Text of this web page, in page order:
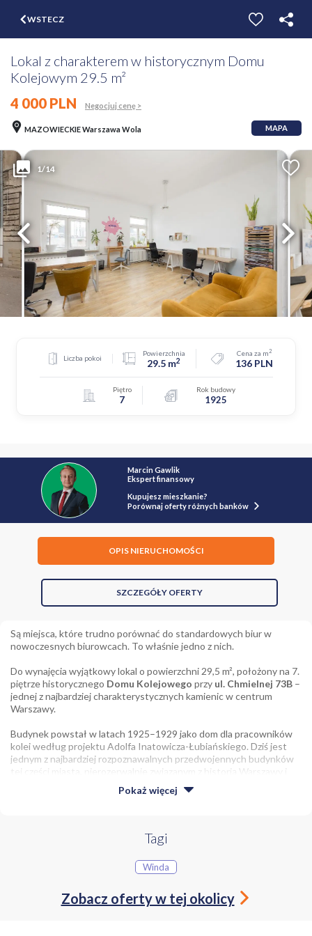
WSTECZ
Lokal z charakterem w historycznym Domu
Kolejowym 29.5 m²
4 000 PLN
Negocjuj cenę >
MAZOWIECKIE Warszawa Wola MAPA
1/14
Liczba pokoi
Powierzchnia
29.5 m2
Cena za m2
136 PLN
Piętro
7
Rok budowy
1925
Marcin Gawlik
Ekspert finansowy
Kupujesz mieszkanie?
Porównaj oferty różnych banków
OPIS NIERUCHOMOŚCI
SZCZEGÓŁY OFERTY
Są miejsca, które trudno porównać do standardowych biur w
nowoczesnych biurowcach. To właśnie jedno z nich.
Do wynajęcia wyjątkowy lokal o powierzchni 29,5 m², położony na 7.
piętrze historycznego Domu Kolejowego przy ul. Chmielnej 73B –
jednej z najbardziej charakterystycznych kamienic w centrum
Warszawy.
Budynek powstał w latach 1925–1929 jako dom dla pracowników
kolei według projektu Adolfa Inatowicza-Łubiańskiego. Dziś jest
jednym z najbardziej rozpoznawalnych przedwojennych budynków
tej części miasta, nierozerwalnie związanym z historią Warszawy i
Lokal jest bardzo dobrze doświetlony dzięki dużym oknom i
wysokiemu położeniu. Z wnętrza rozciąga się widok na starszą
część Warszawy oraz wyjątkową miejską panoramę, która tworzy
Do dyspozycji najemcy pozostają również części wspólne:
Pokaż więcej
Tagi
Winda
Zobacz oferty w tej okolicy